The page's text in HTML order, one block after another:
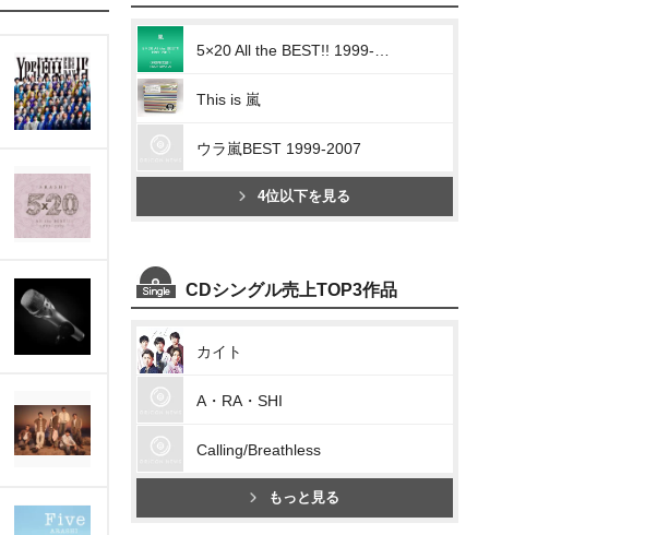
This is 嵐
ウラ嵐BEST 1999-2007
4位以下を見る
CDシングル売上TOP3作品
カイト
A・RA・SHI
Calling/Breathless
もっと見る